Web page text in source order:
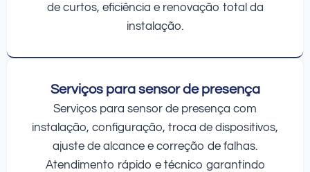
de curtos, eficiência e renovação total da
instalação.
Serviços para sensor de presença
Serviços para sensor de presença com
instalação, configuração, troca de dispositivos,
ajuste de alcance e correção de falhas.
Atendimento rápido e técnico garantindo